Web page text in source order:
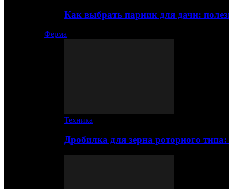
Как выбрать парник для дачи:
Ферма
Техника
Дробилка для зерна роторного типа: